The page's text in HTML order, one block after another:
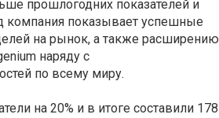
прошлогодних показателей и
компания показывает успешные
на рынок, а также расширению
наряду с
по всему миру.
на 20% и в итоге составили 178